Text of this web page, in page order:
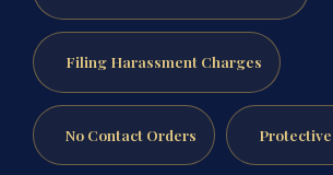
Filing Harassment Charges
No Contact Orders